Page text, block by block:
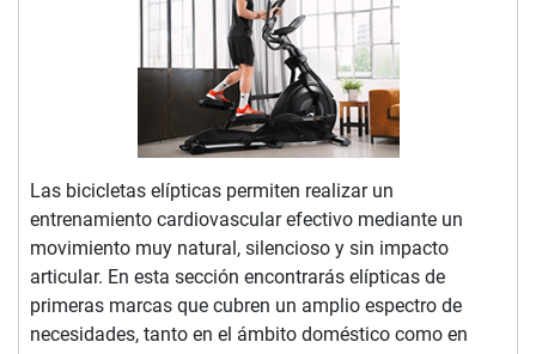
Las bicicletas elípticas permiten realizar un
entrenamiento cardiovascular efectivo mediante un
movimiento muy natural, silencioso y sin impacto
articular. En esta sección encontrarás elípticas de
primeras marcas que cubren un amplio espectro de
necesidades, tanto en el ámbito doméstico como en